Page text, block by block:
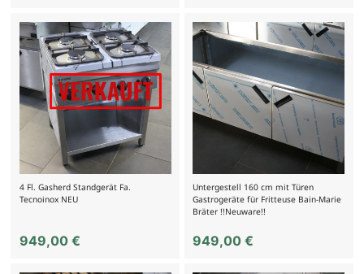
4 Fl. Gasherd Standgerät Fa.
Tecnoinox NEU
949,00 €
Untergestell 160 cm mit Türen
Gastrogeräte für Fritteuse Bain-Marie
Bräter !!Neuware!!
949,00€